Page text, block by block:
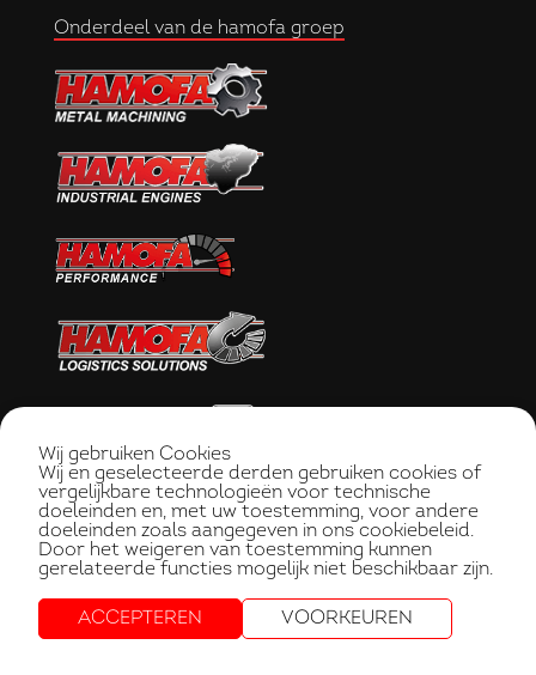
Wij gebruiken Cookies
Wij en geselecteerde derden gebruiken cookies of
vergelijkbare technologieën voor technische
doeleinden en, met uw toestemming, voor andere
doeleinden zoals aangegeven in ons cookiebeleid.
Door het weigeren van toestemming kunnen
gerelateerde functies mogelijk niet beschikbaar zijn.
ACCEPTEREN VOORKEUREN
Onderdeel van de hamofa groep